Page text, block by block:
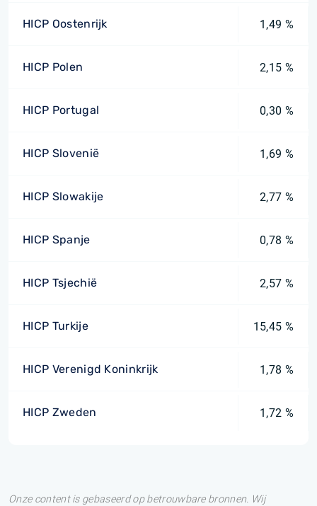
HICP Oostenrijk 1,49 %
HICP Polen 2,15 %
HICP Portugal 0,30 %
HICP Slovenië 1,69 %
HICP Slowakije 2,77 %
HICP Spanje 0,78 %
HICP Tsjechië 2,57 %
HICP Turkije 15,45 %
HICP Verenigd Koninkrijk 1,78 %
HICP Zweden 1,72 %
Onze content is gebaseerd op betrouwbare bronnen. Wij